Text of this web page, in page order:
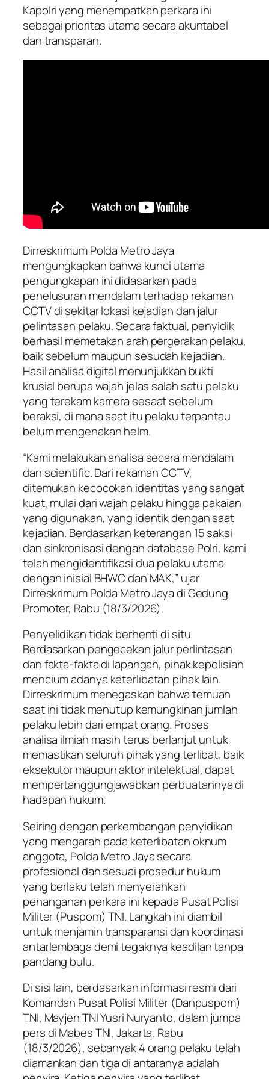
Kapolri yang menempatkan perkara ini
sebagai prioritas utama secara akuntabel
dan transparan.
Dirreskrimum Polda Metro Jaya
mengungkapkan bahwa kunci utama
pengungkapan ini didasarkan pada
penelusuran mendalam terhadap rekaman
CCTV di sekitar lokasi kejadian dan jalur
pelintasan pelaku. Secara faktual, penyidik
berhasil memetakan arah pergerakan pelaku,
baik sebelum maupun sesudah kejadian.
Hasil analisa digital menunjukkan bukti
krusial berupa wajah jelas salah satu pelaku
yang terekam kamera sesaat sebelum
beraksi, di mana saat itu pelaku terpantau
belum mengenakan helm.
“Kami melakukan analisa secara mendalam
dan scientific. Dari rekaman CCTV,
ditemukan kecocokan identitas yang sangat
kuat, mulai dari wajah pelaku hingga pakaian
yang digunakan, yang identik dengan saat
kejadian. Berdasarkan keterangan 15 saksi
dan sinkronisasi dengan database Polri, kami
telah mengidentifikasi dua pelaku utama
dengan inisial BHWC dan MAK,” ujar
Dirreskrimum Polda Metro Jaya di Gedung
Promoter, Rabu (18/3/2026).
Penyelidikan tidak berhenti di situ.
Berdasarkan pengecekan jalur perlintasan
dan fakta-fakta di lapangan, pihak kepolisian
mencium adanya keterlibatan pihak lain.
Dirreskrimum menegaskan bahwa temuan
saat ini tidak menutup kemungkinan jumlah
pelaku lebih dari empat orang. Proses
analisa ilmiah masih terus berlanjut untuk
memastikan seluruh pihak yang terlibat, baik
eksekutor maupun aktor intelektual, dapat
mempertanggungjawabkan perbuatannya di
hadapan hukum.
Seiring dengan perkembangan penyidikan
yang mengarah pada keterlibatan oknum
anggota, Polda Metro Jaya secara
profesional dan sesuai prosedur hukum
yang berlaku telah menyerahkan
penanganan perkara ini kepada Pusat Polisi
Militer (Puspom) TNI. Langkah ini diambil
untuk menjamin transparansi dan koordinasi
antarlembaga demi tegaknya keadilan tanpa
pandang bulu.
Di sisi lain, berdasarkan informasi resmi dari
Komandan Pusat Polisi Militer (Danpuspom)
TNI, Mayjen TNI Yusri Nuryanto, dalam jumpa
pers di Mabes TNI, Jakarta, Rabu
(18/3/2026), sebanyak 4 orang pelaku telah
diamankan dan tiga di antaranya adalah